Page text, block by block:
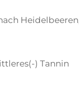
) Tannin